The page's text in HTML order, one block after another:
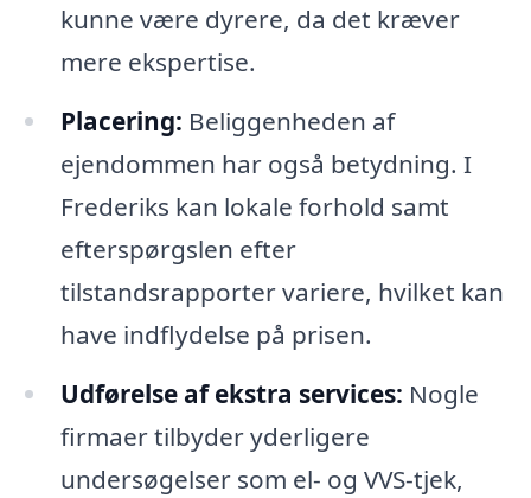
kunne være dyrere, da det kræver
mere ekspertise.
Placering: Beliggenheden af
ejendommen har også betydning. I
Frederiks kan lokale forhold samt
efterspørgslen efter
tilstandsrapporter variere, hvilket kan
have indflydelse på prisen.
Udførelse af ekstra services: Nogle
firmaer tilbyder yderligere
undersøgelser som el- og VVS-tjek,